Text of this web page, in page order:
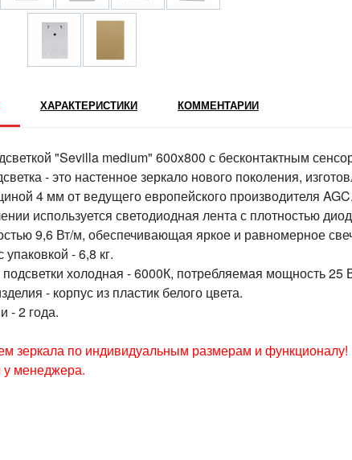
ХАРАКТЕРИСТИКИ КОММЕНТАРИИ
"Sevilla medium" 600x800 с бесконтактным
- это настенное зеркало нового поколения,
4 мм от ведущего европейского производителя AGC.
используется светодиодная лента с плотностью
9,6 Вт/м, обеспечивающая яркое и равномерное
упаковкой - 6,8 кг.
холодная - 6000К, потребляемая мощность 25
- корпус из пластик белого цвета.
- 2 года.
зеркала по индивидуальным размерам и функционалу!
у менеджера.